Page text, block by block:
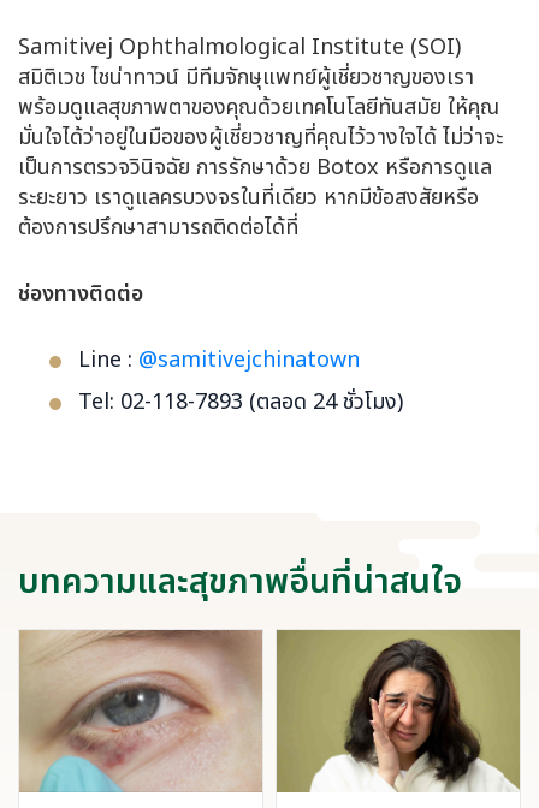
Samitivej Ophthalmological Institute (SOI)
สมิติเวช ไชน่าทาวน์ มีทีมจักษุแพทย์ผู้เชี่ยวชาญของเรา
พร้อมดูแลสุขภาพตาของคุณด้วยเทคโนโลยีทันสมัย ให้คุณ
มั่นใจได้ว่าอยู่ในมือของผู้เชี่ยวชาญที่คุณไว้วางใจได้ ไม่ว่าจะ
เป็นการตรวจวินิจฉัย การรักษาด้วย Botox หรือการดูแล
ระยะยาว เราดูแลครบวงจรในที่เดียว หากมีข้อสงสัยหรือ
ต้องการปรึกษาสามารถติดต่อได้ที่
ช่องทางติดต่อ
Line : @samitivejchinatown
Tel: 02-118-7893 (ตลอด 24 ชั่วโมง)
บทความและสุขภาพอื่นที่น่าสนใจ